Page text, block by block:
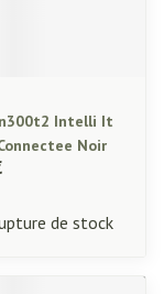
Intelli It
Noir
de stock